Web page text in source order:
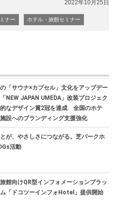
2022年10月25日
ナー ホテル・旅館セミナー
「サウナ×カプセル」文化をアップデー
「NEW JAPAN UMEDA」改装プロジェク
的なデザイン賞2冠を達成 全国のホテ
設へのブランディング支援強化
が、やさしさにつながる。芝パークホ
活動
館向けQR型インフォメーションプラッ
ム「ドコツーインフォHotel」提供開始